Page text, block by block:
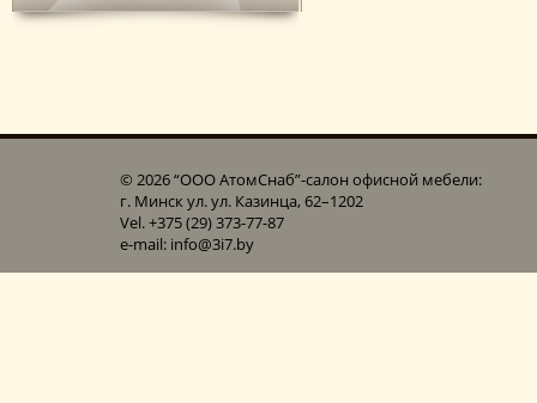
© 2026 “ООО АтомСнаб”-cалон офисной мебели:
г. Минск ул. ул. Казинца, 62–1202
Vel. +375 (29) 373-77-87
e-mail: info@3i7.by